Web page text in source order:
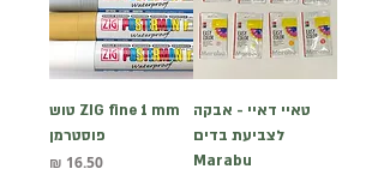
טאיי דאיי - אבקה
לצביעת בדים
Marabu
ZIG fine 1 mm טוש
פוסטרמן
מחיר